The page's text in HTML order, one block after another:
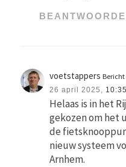
voetstappers
26 april 2025, 10:35
Helaas is in het
gekozen om het
de
nieuw systeem
Arnhem.